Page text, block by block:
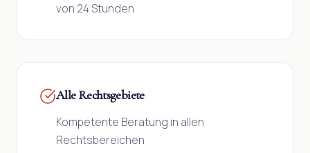
von 24 Stunden
Alle Rechtsgebiete
Kompetente Beratung in allen
Rechtsbereichen